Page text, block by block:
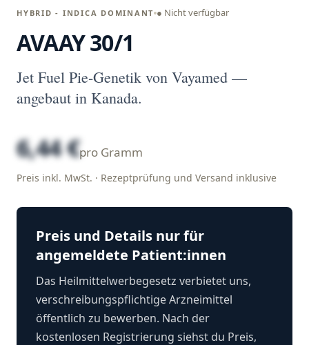
HYBRID - INDICA DOMINANT ● Nicht verfügbar
AVAAY 30/1
Jet Fuel Pie-Genetik von Vayamed —
angebaut in Kanada.
6,44 €pro Gramm
Preis inkl. MwSt. · Rezeptprüfung und Versand inklusive
Preis und Details nur für
angemeldete Patient:innen
Das Heilmittelwerbegesetz verbietet uns,
verschreibungspflichtige Arzneimittel
öffentlich zu bewerben. Nach der
kostenlosen Registrierung siehst du Preis,